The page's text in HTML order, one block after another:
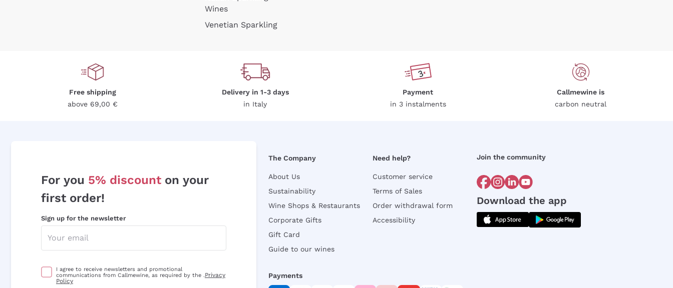
Wines
Venetian Sparkling
Free shipping
above 69,00 €
Delivery in 1-3 days
in Italy
Payment
in 3 instalments
Callmewine is
carbon neutral
For you 5% discount on your
first order!
Sign up for the newsletter
I agree to receive newsletters and promotional
communications from Callmewine, as required by the .Privacy
Policy
The Company
About Us
Sustainability
Wine Shops & Restaurants
Corporate Gifts
Gift Card
Guide to our wines
Need help?
Customer service
Terms of Sales
Order withdrawal form
Accessibility
Join the community
Download the app
Payments